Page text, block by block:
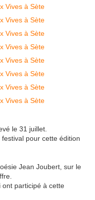
le 31 juillet.
pour cette édition
Jean Joubert, sur le
ont participé à cette